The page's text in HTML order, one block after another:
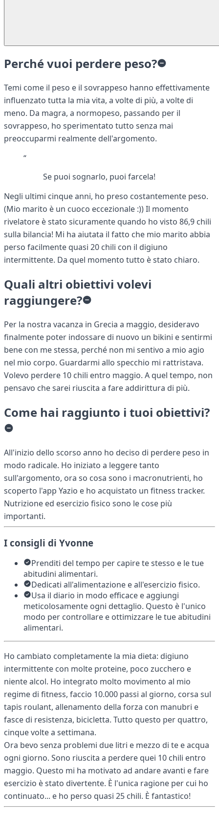
Perché vuoi perdere peso?
Temi come il peso e il sovrappeso hanno effettivamente
influenzato tutta la mia vita, a volte di più, a volte di
meno. Da magra, a normopeso, passando per il
sovrappeso, ho sperimentato tutto senza mai
preoccuparmi realmente dell'argomento.
“
Se puoi sognarlo, puoi farcela!
Negli ultimi cinque anni, ho preso costantemente peso.
(Mio marito è un cuoco eccezionale :)) Il momento
rivelatore è stato sicuramente quando ho visto 86,9 chili
sulla bilancia! Mi ha aiutata il fatto che mio marito abbia
perso facilmente quasi 20 chili con il digiuno
intermittente. Da quel momento tutto è stato chiaro.
Quali altri obiettivi volevi
raggiungere?
Per la nostra vacanza in Grecia a maggio, desideravo
finalmente poter indossare di nuovo un bikini e sentirmi
bene con me stessa, perché non mi sentivo a mio agio
nel mio corpo. Guardarmi allo specchio mi rattristava.
Volevo perdere 10 chili entro maggio. A quel tempo, non
pensavo che sarei riuscita a fare addirittura di più.
Come hai raggiunto i tuoi obiettivi?
All'inizio dello scorso anno ho deciso di perdere peso in
modo radicale. Ho iniziato a leggere tanto
sull'argomento, ora so cosa sono i macronutrienti, ho
scoperto l'app Yazio e ho acquistato un fitness tracker.
Nutrizione ed esercizio fisico sono le cose più
importanti.
I consigli di Yvonne
Prenditi del tempo per capire te stesso e le tue
abitudini alimentari.
Dedicati all'alimentazione e all'esercizio fisico.
Usa il diario in modo efficace e aggiungi
meticolosamente ogni dettaglio. Questo è l'unico
modo per controllare e ottimizzare le tue abitudini
alimentari.
Ho cambiato completamente la mia dieta: digiuno
intermittente con molte proteine, poco zucchero e
niente alcol. Ho integrato molto movimento al mio
regime di fitness, faccio 10.000 passi al giorno, corsa sul
tapis roulant, allenamento della forza con manubri e
fasce di resistenza, bicicletta. Tutto questo per quattro,
cinque volte a settimana.
Ora bevo senza problemi due litri e mezzo di te e acqua
ogni giorno. Sono riuscita a perdere quei 10 chili entro
maggio. Questo mi ha motivato ad andare avanti e fare
esercizio è stato divertente. È l'unica ragione per cui ho
continuato... e ho perso quasi 25 chili. È fantastico!